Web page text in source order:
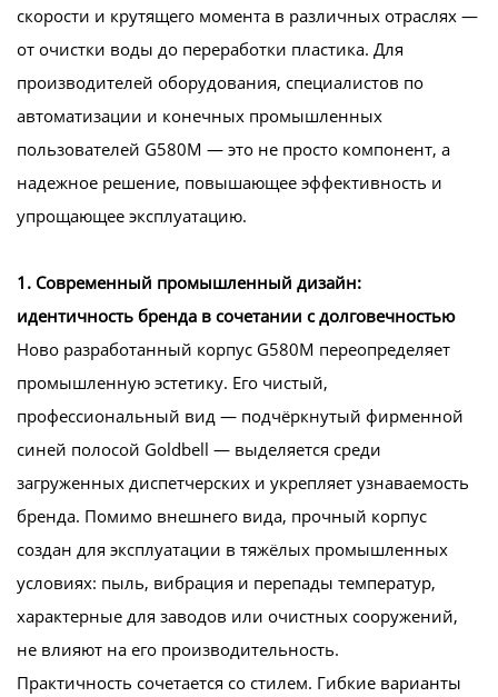
скорости и крутящего момента в различных отраслях —
от очистки воды до переработки пластика. Для
производителей оборудования, специалистов по
автоматизации и конечных промышленных
пользователей G580M — это не просто компонент, а
надежное решение, повышающее эффективность и
упрощающее эксплуатацию.
1. Современный промышленный дизайн:
идентичность бренда в сочетании с долговечностью
Ново разработанный корпус G580M переопределяет
промышленную эстетику. Его чистый,
профессиональный вид — подчёркнутый фирменной
синей полосой Goldbell — выделяется среди
загруженных диспетчерских и укрепляет узнаваемость
бренда. Помимо внешнего вида, прочный корпус
создан для эксплуатации в тяжёлых промышленных
условиях: пыль, вибрация и перепады температур,
характерные для заводов или очистных сооружений,
не влияют на его производительность.
Практичность сочетается со стилем. Гибкие варианты